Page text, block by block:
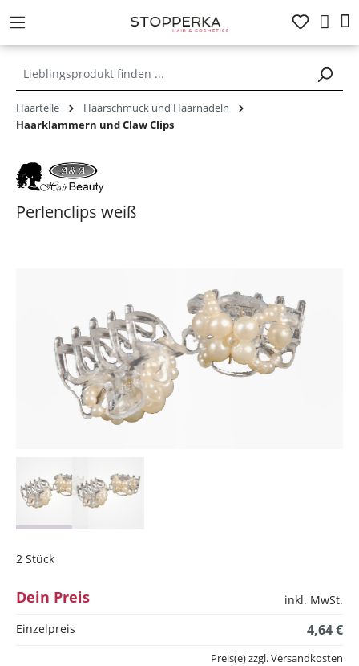
springen
Haarteile
Haarschmuck und Haarnadeln
Haarklammern und Claw Clips
Perlenclips weiß
2 Stück
Dein Preis
inkl. MwSt.
Einzelpreis
4,64 €
Preis(e) zzgl. Versandkosten